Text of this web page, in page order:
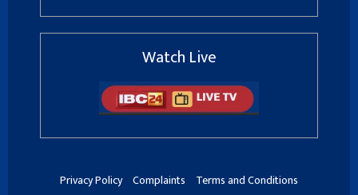
Watch Live
Privacy Policy Complaints
Terms and Conditions